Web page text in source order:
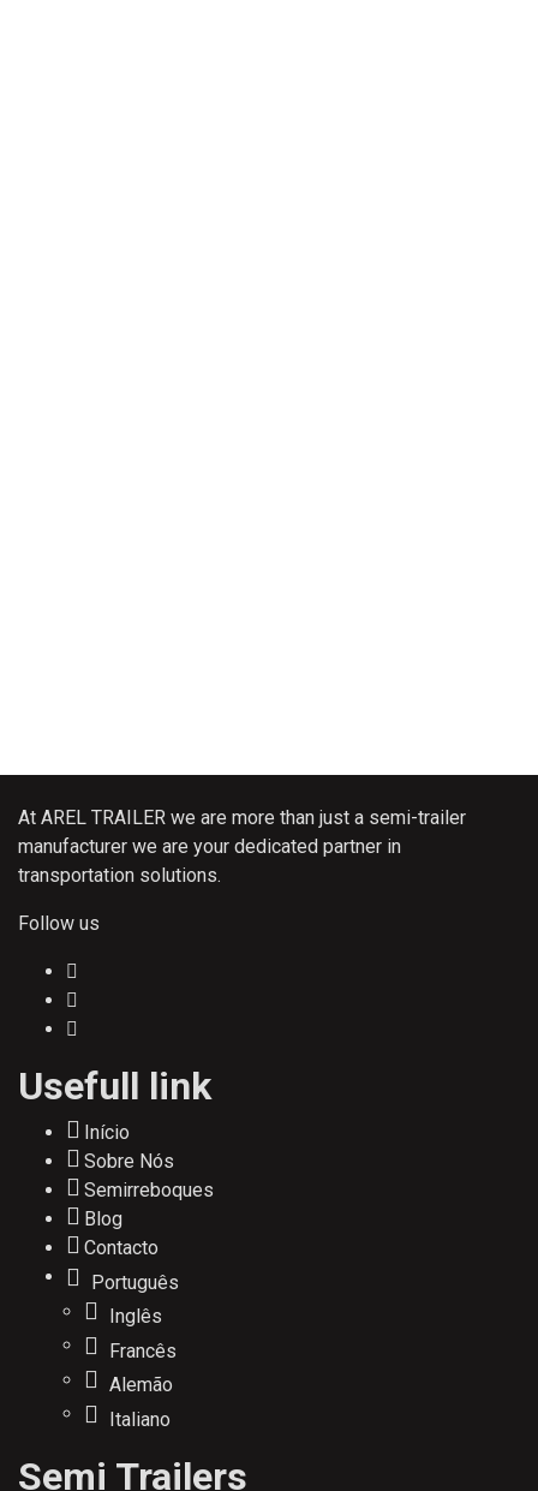
At AREL TRAILER we are more than just a semi-trailer
manufacturer we are your dedicated partner in
transportation solutions.
Follow us
Usefull link
Início
Sobre Nós
Semirreboques
Blog
Contacto
Português
Inglês
Francês
Alemão
Italiano
Semi Trailers